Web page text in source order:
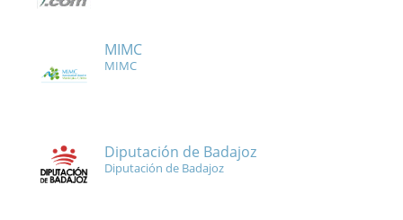
MIMC
MIMC
Diputación de Badajoz
Diputación de Badajoz